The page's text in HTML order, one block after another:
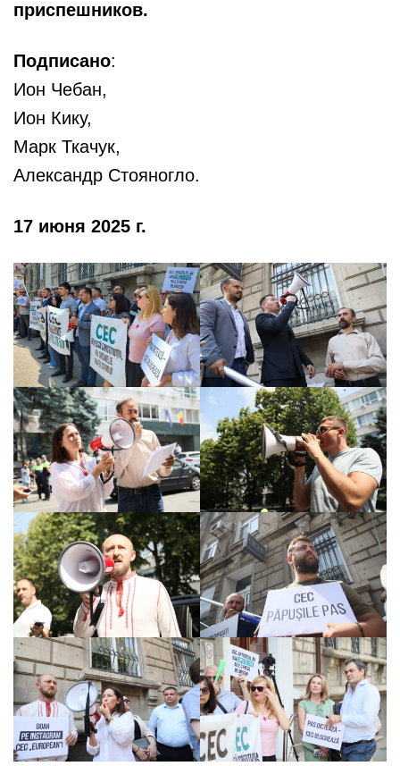
приспешников.
Подписано:
Ион Чебан,
Ион Кику,
Марк Ткачук,
Александр Стояногло.
17 июня 2025 г.